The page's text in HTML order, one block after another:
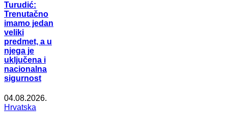
Turudić:
Trenutačno
imamo jedan
veliki
predmet, a u
njega je
uključena i
nacionalna
sigurnost
04.08.2026.
Hrvatska